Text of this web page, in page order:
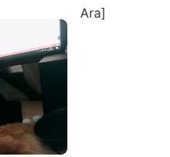
Ara]